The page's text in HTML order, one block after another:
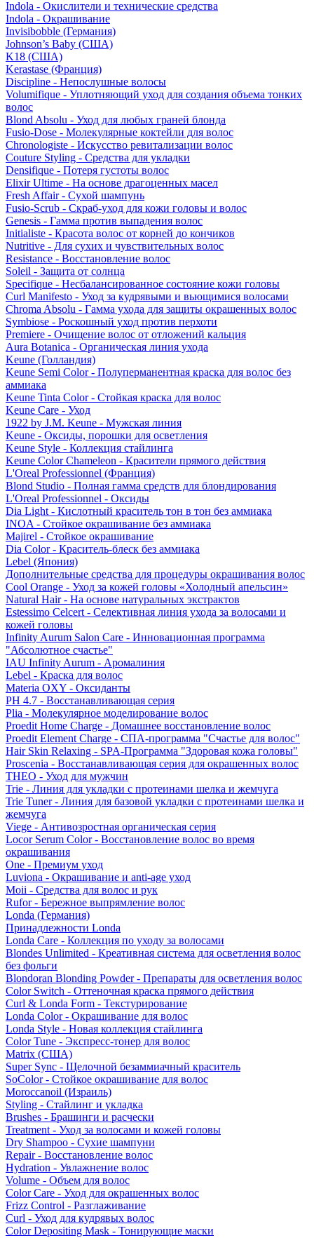
Indola - Окислители и технические средства
Indola - Окрашивание
Invisibobble (Германия)
Johnson’s Baby (США)
K18 (США)
Kerastase (Франция)
Discipline - Непослушные волосы
Volumifique - Уплотняющий уход для создания объема тонких
волос
Blond Absolu - Уход для любых граней блонда
Fusio-Dose - Молекулярные коктейли для волос
Chronologiste - Искусство ревитализации волос
Couture Styling - Средства для укладки
Densifique - Потеря густоты волос
Elixir Ultime - На основе драгоценных масел
Fresh Affair - Сухой шампунь
Fusio-Scrub - Скраб-уход для кожи головы и волос
Genesis - Гамма против выпадения волос
Initialiste - Красота волос от корней до кончиков
Nutritive - Для сухих и чувствительных волос
Resistance - Восстановление волос
Soleil - Защита от солнца
Specifique - Несбалансированное состояние кожи головы
Curl Manifesto - Уход за кудрявыми и вьющимися волосами
Chroma Absolu - Гамма ухода для защиты окрашенных волос
Symbiose - Роскошный уход против перхоти
Premiere - Очищение волос от отложений кальция
Aura Botanica - Органическая линия ухода
Keune (Голландия)
Keune Semi Color - Полуперманентная краска для волос без
аммиака
Keune Tinta Color - Стойкая краска для волос
Keune Care - Уход
1922 by J.M. Keune - Мужская линия
Keune - Оксиды, порошки для осветления
Keune Style - Коллекция стайлинга
Keune Color Chameleon - Красители прямого действия
L'Oreal Professionnel (Франция)
Blond Studio - Полная гамма средств для блондирования
L'Oreal Professionnel - Оксиды
Dia Light - Кислотный краситель тон в тон без аммиака
INOA - Стойкое окрашивание без аммиака
Majirel - Стойкое окрашивание
Dia Color - Краситель-блеск без аммиака
Lebel (Япония)
Дополнительные средства для процедуры окрашивания волос
Cool Orange - Уход за кожей головы «Холодный апельсин»
Natural Hair - На основе натуральных экстрактов
Estessimo Celcert - Селективная линия ухода за волосами и
кожей головы
Infinity Aurum Salon Care - Инновационная программа
"Абсолютное счастье"
IAU Infinity Aurum - Аромалиния
Lebel - Краска для волос
Materia OXY - Оксиданты
PH 4.7 - Восстанавливающая серия
Plia - Молекулярное моделирование волос
Proedit Home Charge - Домашнее восстановление волос
Proedit Element Charge - СПА-программа "Счастье для волос"
Hair Skin Relaxing - SPA-Программа "Здоровая кожа головы"
Proscenia - Восстанавливающая серия для окрашенных волос
THEO - Уход для мужчин
Trie - Линия для укладки с протеинами шелка и жемчуга
Trie Tuner - Линия для базовой укладки с протеинами шелка и
жемчуга
Viege - Антивозростная органическая серия
Locor Serum Color - Восстановление волос во время
окрашивания
One - Премиум уход
Luviona - Окрашивание и anti-age уход
Moii - Средства для волос и рук
Rufor - Бережное выпрямление волос
Londa (Германия)
Принадлежности Londa
Londa Care - Коллекция по уходу за волосами
Blondes Unlimited - Креативная система для осветления волос
без фольги
Blondoran Blonding Powder - Препараты для осветления волос
Color Switch - Оттеночная краска прямого действия
Curl & Londa Form - Текстурирование
Londa Color - Окрашивание для волос
Londa Style - Новая коллекция стайлинга
Color Tune - Экспресс-тонер для волос
Matrix (США)
Super Sync - Щелочной безаммиачный краситель
SoColor - Стойкое окрашивание для волос
Moroccanoil (Израиль)
Styling - Стайлинг и укладка
Brushes - Брашинги и расчески
Treatment - Уход за волосами и кожей головы
Dry Shampoo - Сухие шампуни
Repair - Восстановление волос
Hydration - Увлажнение волос
Volume - Объем для волос
Color Care - Уход для окрашенных волос
Frizz Control - Разглаживание
Curl - Уход для кудрявых волос
Color Depositing Mask - Тонирующие маски